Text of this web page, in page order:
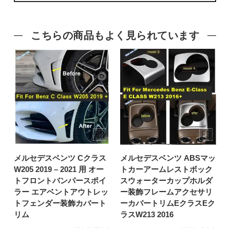
こちらの商品もよく見られています
メルセデスベンツ Cクラス
W205 2019 – 2021 用 オー
トフロントバンパースポイ
ラー エアベントアウトレッ
トフェンダー装飾カバート
リム
メルセデスベンツ ABSマッ
トカーアームレストボック
スウォーターカップホルダ
ー装飾フレームアクセサリ
ーカバートリムEクラスEク
ラスW213 2016